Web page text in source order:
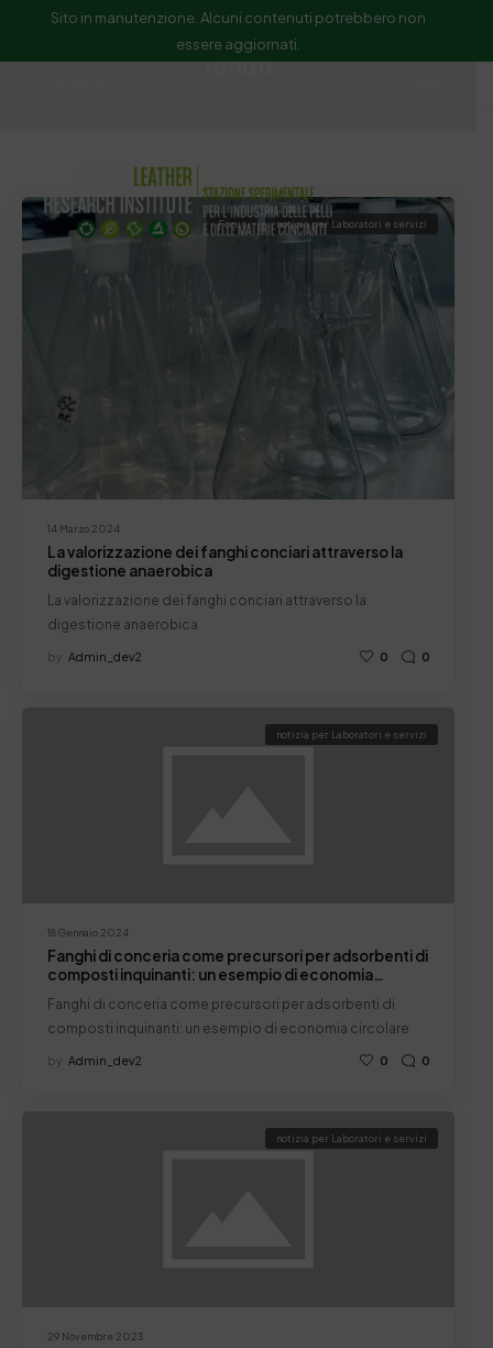
Sito in manutenzione. Alcuni contenuti potrebbero non
essere aggiornati.
Rifiuti
14 Marzo 2024
Focus notizia per Laboratori e servizi
La valorizzazione dei fanghi conciari attraverso la
digestione anaerobica
La valorizzazione dei fanghi conciari attraverso la
digestione anaerobica
by Admin_dev2 0 0
18 Gennaio 2024
notizia per Laboratori e servizi
Fanghi di conceria come precursori per adsorbenti di
composti inquinanti: un esempio di economia
Fanghi di conceria come precursori per adsorbenti di
composti inquinanti: un esempio di economia circolare
by Admin_dev2 0 0
29 Novembre 2023
notizia per Laboratori e servizi